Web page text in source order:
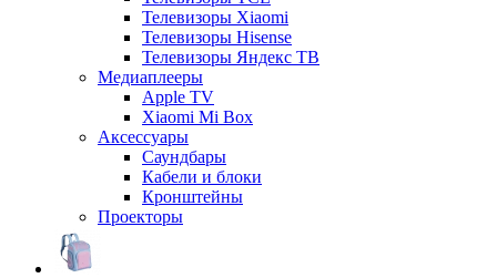
Телевизоры Xiaomi
Телевизоры Hisense
Телевизоры Яндекс ТВ
Медиаплееры
Apple TV
Xiaomi Mi Box
Аксессуары
Саундбары
Кабели и блоки
Кронштейны
Проекторы